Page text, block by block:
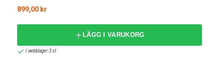
belysningssystem, som Philips Hue, kan du dessutom
anpassa belysningen efter dina behov och preferenser med
bara några knapptryckningar på din smartphone.
Philips Hue – Smart Belysning för Det
899,00 kr
LÄGG I VARUKORG
I webblager: 3 st